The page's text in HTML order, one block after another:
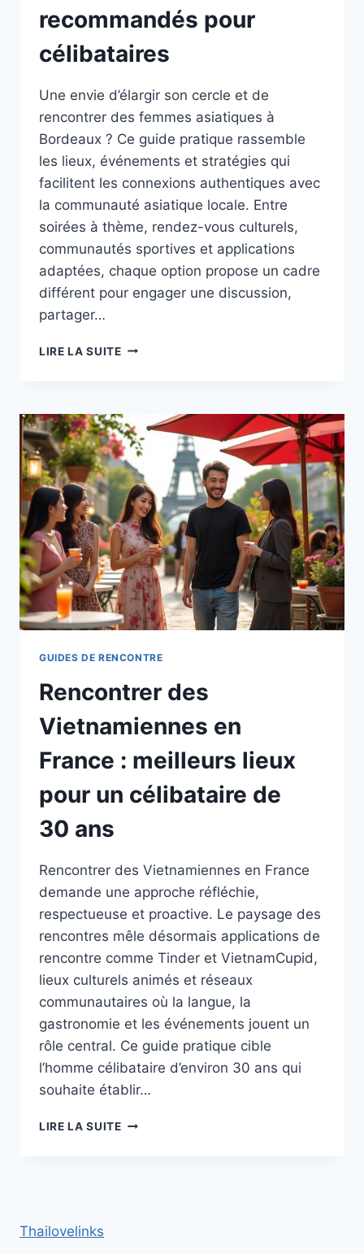
recommandés pour
célibataires
Une envie d’élargir son cercle et de
rencontrer des femmes asiatiques à
Bordeaux ? Ce guide pratique rassemble
les lieux, événements et stratégies qui
facilitent les connexions authentiques avec
la communauté asiatique locale. Entre
soirées à thème, rendez-vous culturels,
communautés sportives et applications
adaptées, chaque option propose un cadre
différent pour engager une discussion,
partager…
LIRE LA SUITEOÙ
À
BORDEAUX :
ÉVÉNEMENTS
ET
LIEUX
RECOMMANDÉS
POUR
CÉLIBATAIRES
GUIDES DE RENCONTRE
Rencontrer des
Vietnamiennes en
France : meilleurs lieux
pour un célibataire de
30 ans
Rencontrer des Vietnamiennes en France
demande une approche réfléchie,
respectueuse et proactive. Le paysage des
rencontres mêle désormais applications de
rencontre comme Tinder et VietnamCupid,
lieux culturels animés et réseaux
communautaires où la langue, la
gastronomie et les événements jouent un
rôle central. Ce guide pratique cible
l’homme célibataire d’environ 30 ans qui
souhaite établir…
LIRE LA SUITERENCONTRER
Thailovelinks